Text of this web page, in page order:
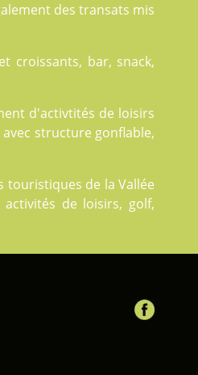
des transats mis
croissants, bar, snack,
d'activtités de loisirs
structure gonflable,
touristiques de la Vallée
de loisirs, golf,